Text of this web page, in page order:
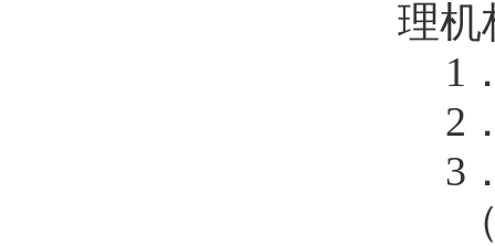
理机
1
2
3